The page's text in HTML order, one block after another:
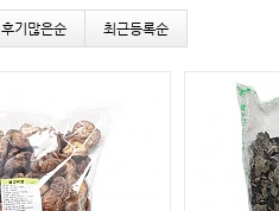
후기많은순 최근등록순